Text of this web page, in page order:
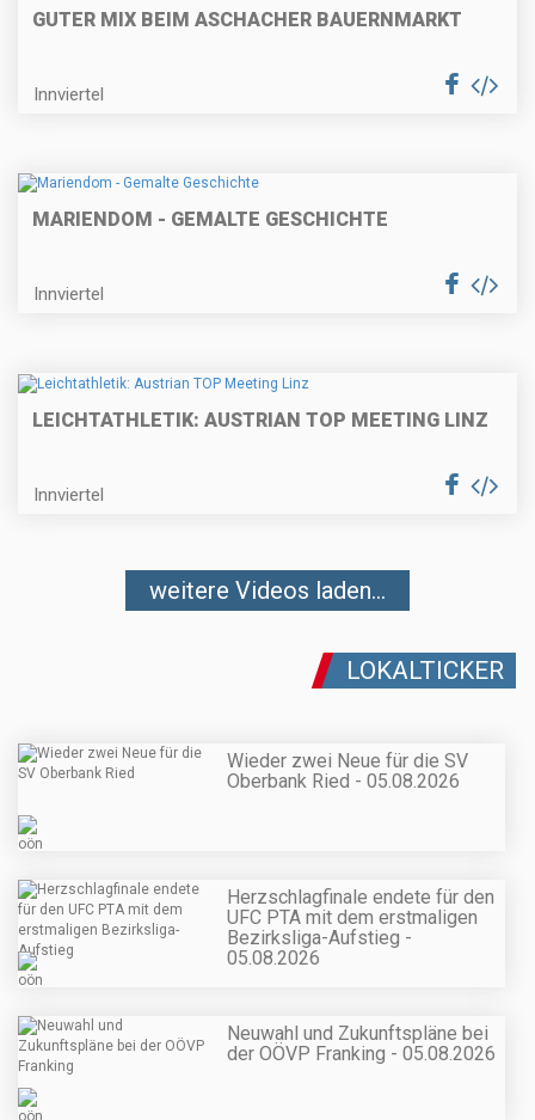
GUTER MIX BEIM ASCHACHER BAUERNMARKT
Innviertel
MARIENDOM - GEMALTE GESCHICHTE
Innviertel
LEICHTATHLETIK: AUSTRIAN TOP MEETING LINZ
Innviertel
weitere Videos laden...
LOKALTICKER
Wieder zwei Neue für die SV
Oberbank Ried - 05.08.2026
Herzschlagfinale endete für den
UFC PTA mit dem erstmaligen
Bezirksliga-Aufstieg -
05.08.2026
Neuwahl und Zukunftspläne bei
der OÖVP Franking - 05.08.2026